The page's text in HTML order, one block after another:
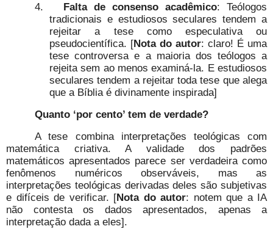
4.
Falta de consenso acadêmico: Teólogos
tradicionais e estudiosos seculares tendem a
rejeitar a tese como especulativa ou
pseudocientífica. [Nota do autor: claro! É uma
tese controversa e a maioria dos teólogos a
rejeita sem ao menos examiná-la. E estudiosos
seculares tendem a rejeitar toda tese que alega
que a Bíblia é divinamente inspirada]
Quanto ‘por cento’ tem de verdade?
A tese combina interpretações teológicas com
matemática criativa. A validade dos padrões
matemáticos apresentados parece ser verdadeira como
fenômenos numéricos observáveis, mas as
interpretações teológicas derivadas deles são subjetivas
e difíceis de verificar. [Nota do autor: notem que a IA
não contesta os dados apresentados, apenas a
interpretação dada a eles].